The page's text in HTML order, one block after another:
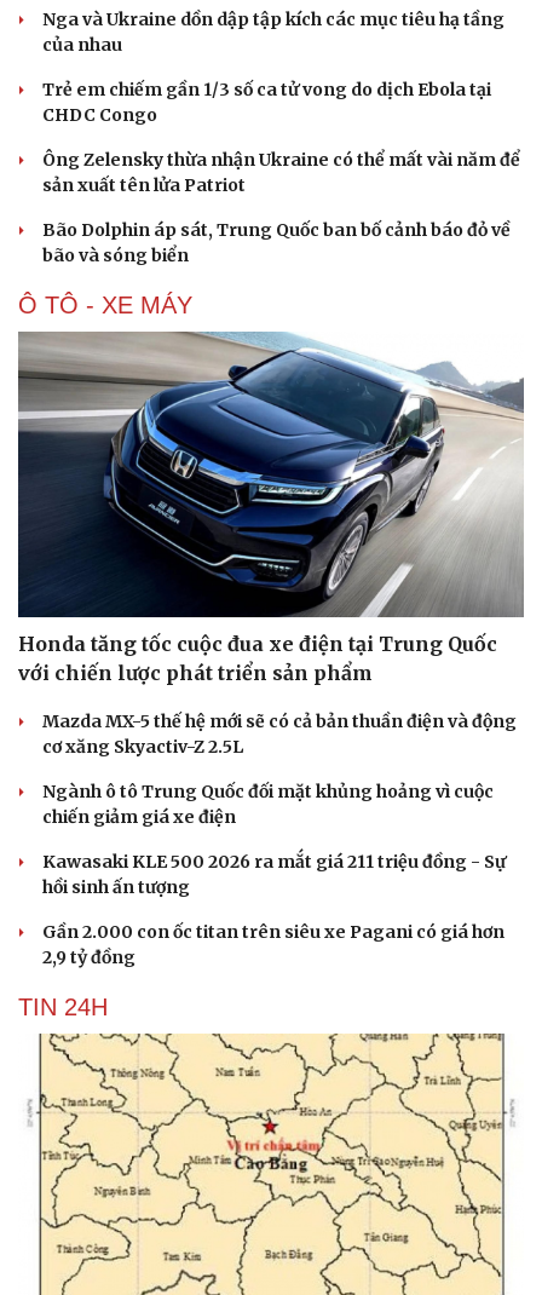
Văn hóa
Sân khấu - Điện ảnh
Âm nhạc
Di sản
Giải trí
Sao Việt
Nga và Ukraine dồn dập tập kích các mục tiêu hạ tầng
của nhau
Trẻ em chiếm gần 1/3 số ca tử vong do dịch Ebola tại
CHDC Congo
Ông Zelensky thừa nhận Ukraine có thể mất vài năm để
sản xuất tên lửa Patriot
Bão Dolphin áp sát, Trung Quốc ban bố cảnh báo đỏ về
bão và sóng biển
Ô TÔ - XE MÁY
Honda tăng tốc cuộc đua xe điện tại Trung Quốc
với chiến lược phát triển sản phẩm
Mazda MX-5 thế hệ mới sẽ có cả bản thuần điện và động
cơ xăng Skyactiv-Z 2.5L
Ngành ô tô Trung Quốc đối mặt khủng hoảng vì cuộc
chiến giảm giá xe điện
Kawasaki KLE 500 2026 ra mắt giá 211 triệu đồng - Sự
hồi sinh ấn tượng
Gần 2.000 con ốc titan trên siêu xe Pagani có giá hơn
2,9 tỷ đồng
TIN 24H